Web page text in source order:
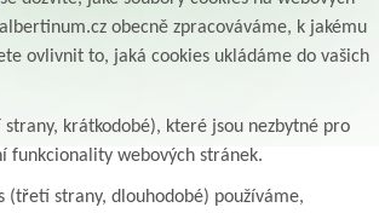
obecně zpracováváme, k jakému
ovlivnit to, jaká cookies ukládáme do vašich
strany, krátkodobé), které jsou nezbytné pro
funkcionality webových stránek.
(třetí strany, dlouhodobé) používáme,